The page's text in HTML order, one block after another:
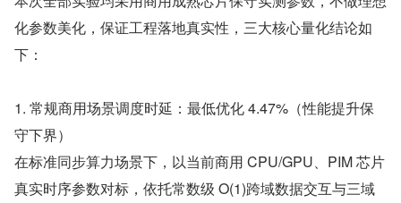
化参数美化，保证工程落地真实性，三大核心量化结论如
下：
1. 常规商用场景调度时延：最低优化 4.47%（性能提升保
守下界）
在标准同步算力场景下，以当前商用 CPU/GPU、PIM 芯片
真实时序参数对标，依托常数级 O(1)跨域数据交互与三域